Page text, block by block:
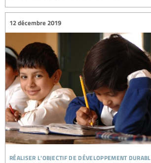
réaliser l’objectif de développement
12 décembre 2019